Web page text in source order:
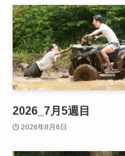
2026_7月5週目
2026年8月6日